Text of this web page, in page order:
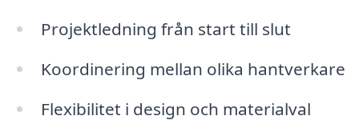
Projektledning från start till slut
Koordinering mellan olika hantverkare
Flexibilitet i design och materialval